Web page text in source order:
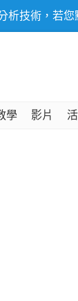
析技術，若
學 影片